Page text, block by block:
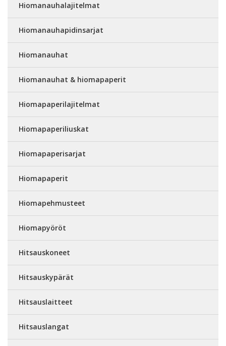
Hiomanauhalajitelmat
Hiomanauhapidinsarjat
Hiomanauhat
Hiomanauhat & hiomapaperit
Hiomapaperilajitelmat
Hiomapaperiliuskat
Hiomapaperisarjat
Hiomapaperit
Hiomapehmusteet
Hiomapyöröt
Hitsauskoneet
Hitsauskypärät
Hitsauslaitteet
Hitsauslangat